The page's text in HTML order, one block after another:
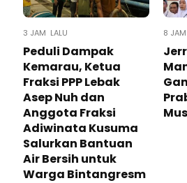
3 JAM LALU
Peduli Dampak
Kemarau, Ketua
Fraksi PPP Lebak
Asep Nuh dan
Anggota Fraksi
Adiwinata Kusuma
Salurkan Bantuan
Air Bersih untuk
Warga Bintangresm
8